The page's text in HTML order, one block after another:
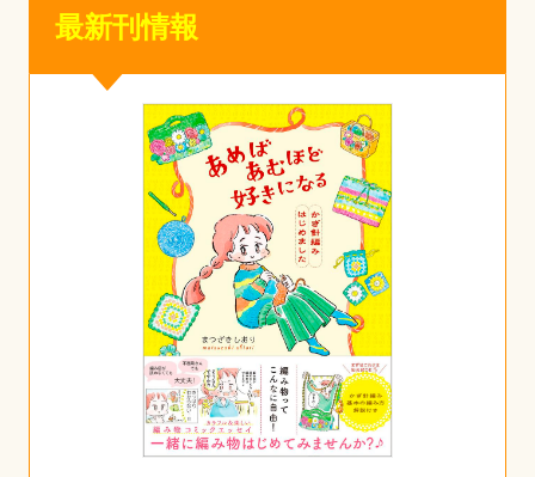
最新刊情報